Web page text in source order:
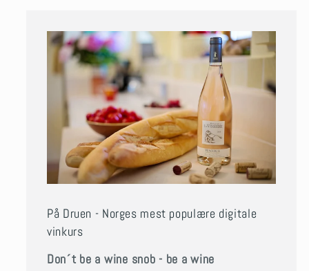
På Druen - Norges mest populære digitale
vinkurs
Don´t be a wine snob - be a wine